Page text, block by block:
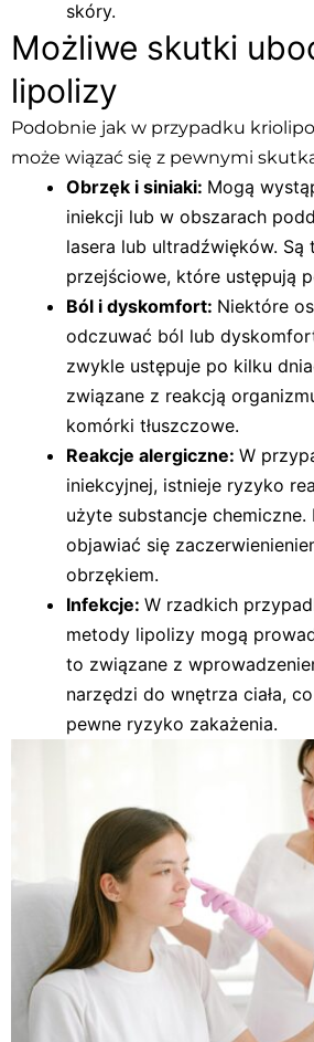
skóry.
Możliwe skutki
lipolizy
Podobnie jak w przypadku
może wiązać się z pewnymi
Obrzęk i siniaki: Mogą
iniekcji lub w obszarach
lasera lub ultradźwięków.
przejściowe, które ustępują
Ból i dyskomfort: Niektóre
odczuwać ból lub
zwykle ustępuje po kilku
związane z reakcją
komórki tłuszczowe.
Reakcje alergiczne: W
iniekcyjnej, istnieje ryzyko
użyte substancje chemiczne.
objawiać się
obrzękiem.
Infekcje: W rzadkich
metody lipolizy mogą
to związane z
narzędzi do wnętrza ciała,
pewne ryzyko zakażenia.